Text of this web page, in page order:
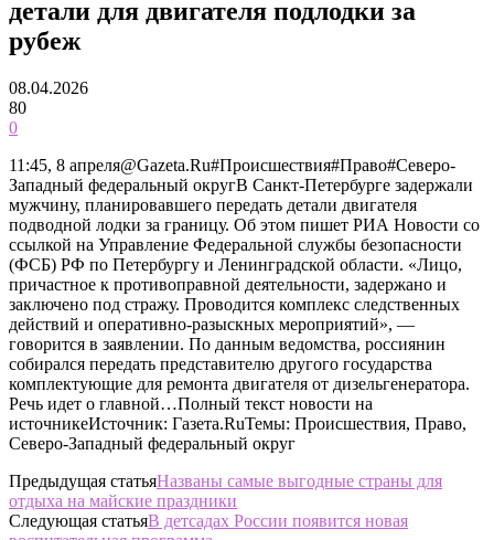
детали для двигателя подлодки за
рубеж
08.04.2026
80
0
11:45, 8 апреля@Gazeta.Ru#Происшествия#Право#Северо-
Западный федеральный округВ Санкт-Петербурге задержали
мужчину, планировавшего передать детали двигателя
подводной лодки за границу. Об этом пишет РИА Новости со
ссылкой на Управление Федеральной службы безопасности
(ФСБ) РФ по Петербургу и Ленинградской области. «Лицо,
причастное к противоправной деятельности, задержано и
заключено под стражу. Проводится комплекс следственных
действий и оперативно-разыскных мероприятий», —
говорится в заявлении. По данным ведомства, россиянин
собирался передать представителю другого государства
комплектующие для ремонта двигателя от дизельгенератора.
Речь идет о главной…Полный текст новости на
источникеИсточник: Газета.RuТемы: Происшествия, Право,
Северо-Западный федеральный округ
Предыдущая статьяНазваны самые выгодные страны для
отдыха на майские праздники
Следующая статьяВ детсадах России появится новая